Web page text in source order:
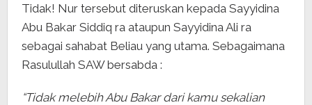
Tidak! Nur tersebut diteruskan kepada Sayyidina
Abu Bakar Siddiq ra ataupun Sayyidina Ali ra
sebagai sahabat Beliau yang utama. Sebagaimana
Rasulullah SAW bersabda :
“Tidak melebih Abu Bakar dari kamu sekalian